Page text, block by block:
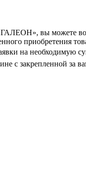
вы можете
приобретения
на необходимую
с закрепленной за